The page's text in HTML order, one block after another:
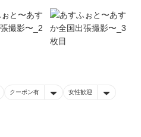
クーポン有 女性歓迎